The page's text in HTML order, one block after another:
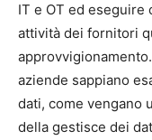
IT e OT ed
attività dei fornitori
aziende sappiano
dati, come vengano
della gestisce dei